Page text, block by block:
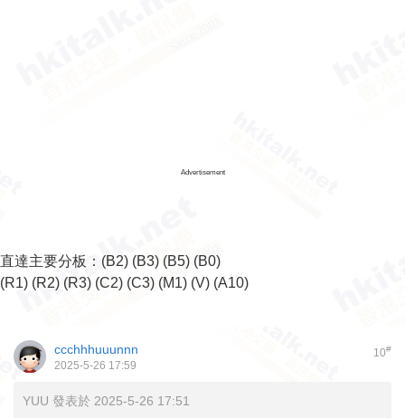
Advertisement
直達主要分板： (B2) (B3) (B5) (B0)
(R1) (R2) (R3) (C2) (C3) (M1) (V) (A10)
10#
ccchhhuuunnn
2025-5-26 17:59
YUU 發表於 2025-5-26 17:51